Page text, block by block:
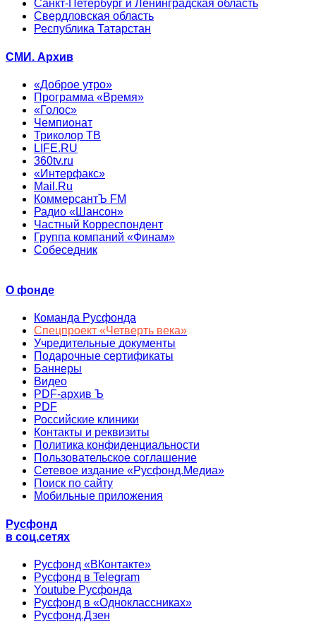
Санкт-Петербург и Ленинградская область
Свердловская область
Республика Татарстан
СМИ. Архив
«Доброе утро»
Программа «Время»
«Голос»
Чемпионат
Триколор ТВ
LIFE.RU
360tv.ru
«Интерфакс»
Mail.Ru
КоммерсантЪ FM
Радио «Шансон»
Частный Корреспондент
Группа компаний «Финам»
Собеседник
О фонде
Команда Русфонда
Спецпроект «Четверть века»
Учредительные документы
Подарочные сертификаты
Баннеры
Видео
PDF-архив Ъ
PDF
Российские клиники
Контакты и реквизиты
Политика конфиденциальности
Пользовательское соглашение
Сетевое издание «Русфонд.Медиа»
Поиск по сайту
Мобильные приложения
Русфонд
в соц.сетях
Русфонд «ВКонтакте»
Русфонд в Telegram
Youtube Русфонда
Русфонд в «Одноклассниках»
Русфонд.Дзен